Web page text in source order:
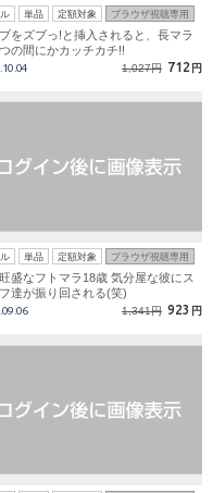
単品 定額対象 ブラウザ視聴専用
をズブっ!と挿入されると、長マラ
の間にかカッチカチ!!
1,027円 712 円
単品 定額対象 ブラウザ視聴専用
盛なフトマラ18歳 気分屋な彼にス
達が振り回される(笑)
1,341円 923 円